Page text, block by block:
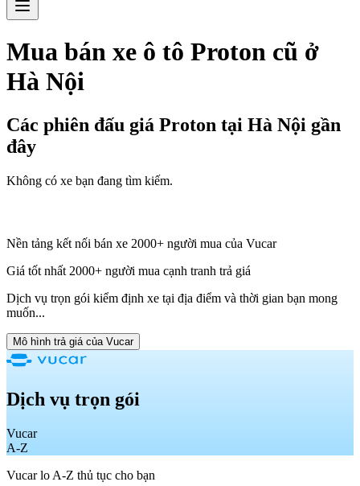
Mua bán xe ô tô Proton cũ ở
Hà Nội
Các phiên đấu giá Proton tại Hà Nội gần
đây
Không có xe bạn đang tìm kiếm.
Nền tảng kết nối bán xe 2000+ người mua của Vucar
Giá tốt nhất 2000+ người mua cạnh tranh trả giá
Dịch vụ trọn gói kiểm định xe tại địa điểm và thời gian bạn mong
muốn...
Mô hình trả giá của Vucar
Dịch vụ trọn gói
Vucar
A-Z
Vucar lo A-Z thủ tục cho bạn